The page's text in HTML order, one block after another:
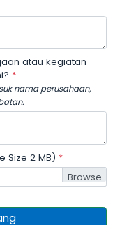
atau kegiatan
*
nama perusahaan,
Size 2 MB) *